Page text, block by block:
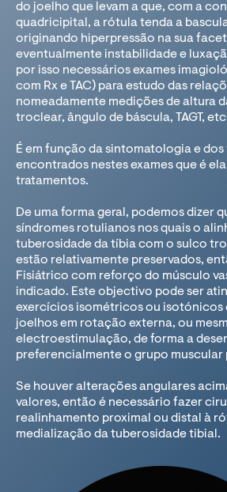
do joelho que levam a que, com a
quadricipital, a rótula tenda a
originando hiperpressão na sua
eventualmente instabilidade e
por isso necessários exames
com Rx e TAC) para estudo das
nomeadamente medições de altura
troclear, ângulo de báscula, TAGT,
É em função da sintomatologia e dos
encontrados nestes exames que é
tratamentos.
De uma forma geral, podemos dizer
síndromes rotulianos nos quais o
tuberosidade da tíbia com o sulco
estão relativamente preservados,
Fisiátrico com reforço do músculo
indicado. Este objectivo pode ser
exercícios isométricos ou isotónicos
joelhos em rotação externa, ou
electroestimulação, de forma a
preferencialmente o grupo muscular
Se houver alterações angulares
valores, então é necessário fazer
realinhamento proximal ou distal à
medialização da tuberosidade tibial.